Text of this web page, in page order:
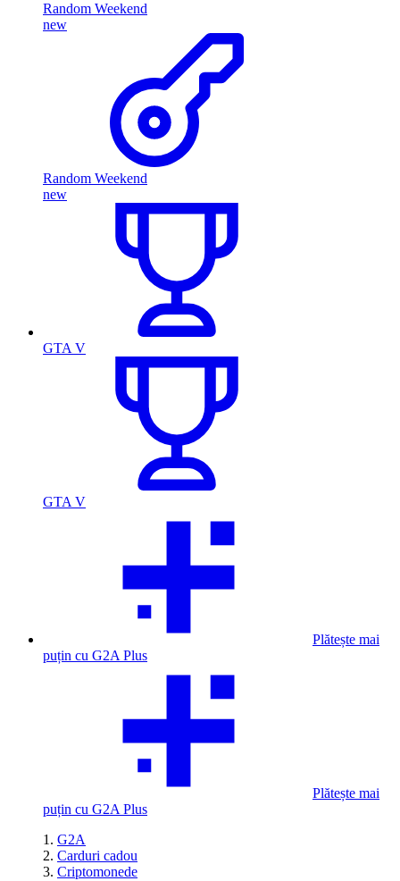
Random Weekend
new
Random Weekend
new
GTA V
GTA V
Plătește mai
puțin cu G2A Plus
Plătește mai
puțin cu G2A Plus
G2A
Carduri cadou
Criptomonede